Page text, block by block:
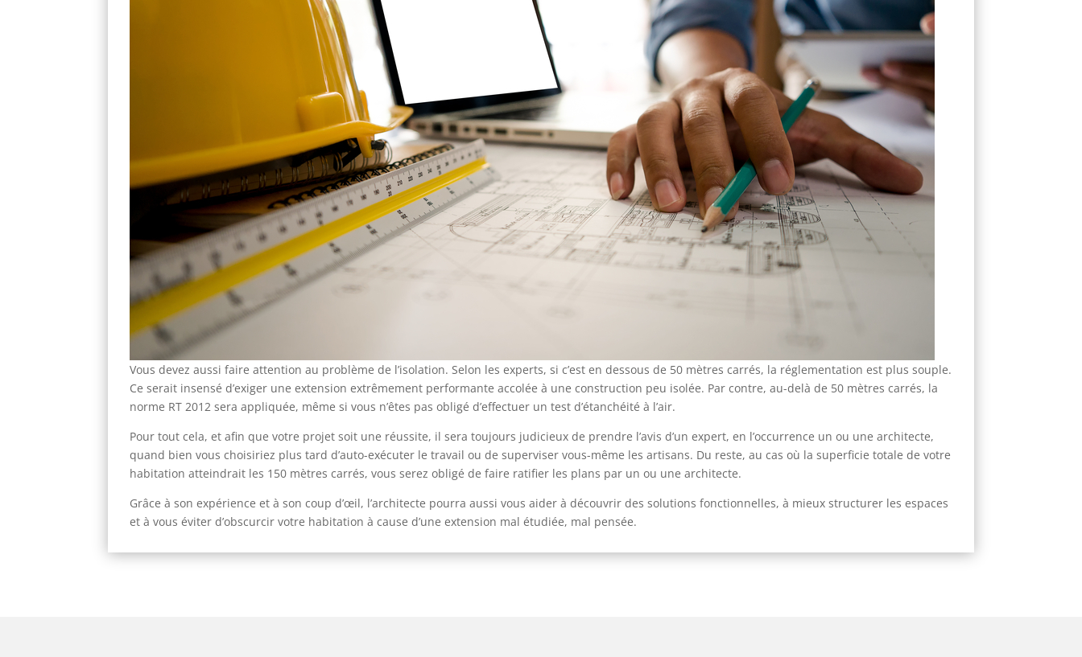
Vous devez aussi faire attention au problème de l’isolation. Selon les experts, si c’est en dessous de 50 mètres carrés, la réglementation est plus souple.
Ce serait insensé d’exiger une extension extrêmement performante accolée à une construction peu isolée. Par contre, au-delà de 50 mètres carrés, la
norme RT 2012 sera appliquée, même si vous n’êtes pas obligé d’effectuer un test d’étanchéité à l’air.
Pour tout cela, et afin que votre projet soit une réussite, il sera toujours judicieux de prendre l’avis d’un expert, en l’occurrence un ou une architecte,
quand bien vous choisiriez plus tard d’auto-exécuter le travail ou de superviser vous-même les artisans. Du reste, au cas où la superficie totale de votre
habitation atteindrait les 150 mètres carrés, vous serez obligé de faire ratifier les plans par un ou une architecte.
Grâce à son expérience et à son coup d’œil, l’architecte pourra aussi vous aider à découvrir des solutions fonctionnelles, à mieux structurer les espaces
et à vous éviter d’obscurcir votre habitation à cause d’une extension mal étudiée, mal pensée.